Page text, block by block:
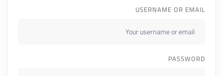
USERNAME OR EMAIL
PASSWORD